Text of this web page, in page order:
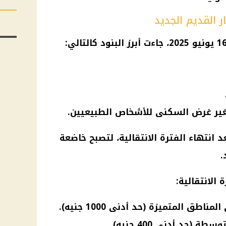
القديم الجديد
انتهاء الفترة الانتقالية، لتصبح خاضعة
الانتقالية: